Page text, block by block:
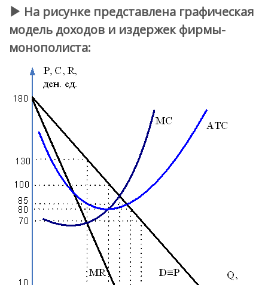
На рисунке представлена графическая
модель доходов и издержек фирмы-
монополиста: